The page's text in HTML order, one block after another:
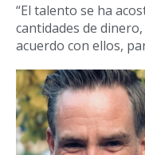
“El talento se ha
cantidades de
acuerdo con ellos,